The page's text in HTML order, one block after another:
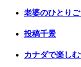
老婆のひとりご
投稿千景
カナダで楽し